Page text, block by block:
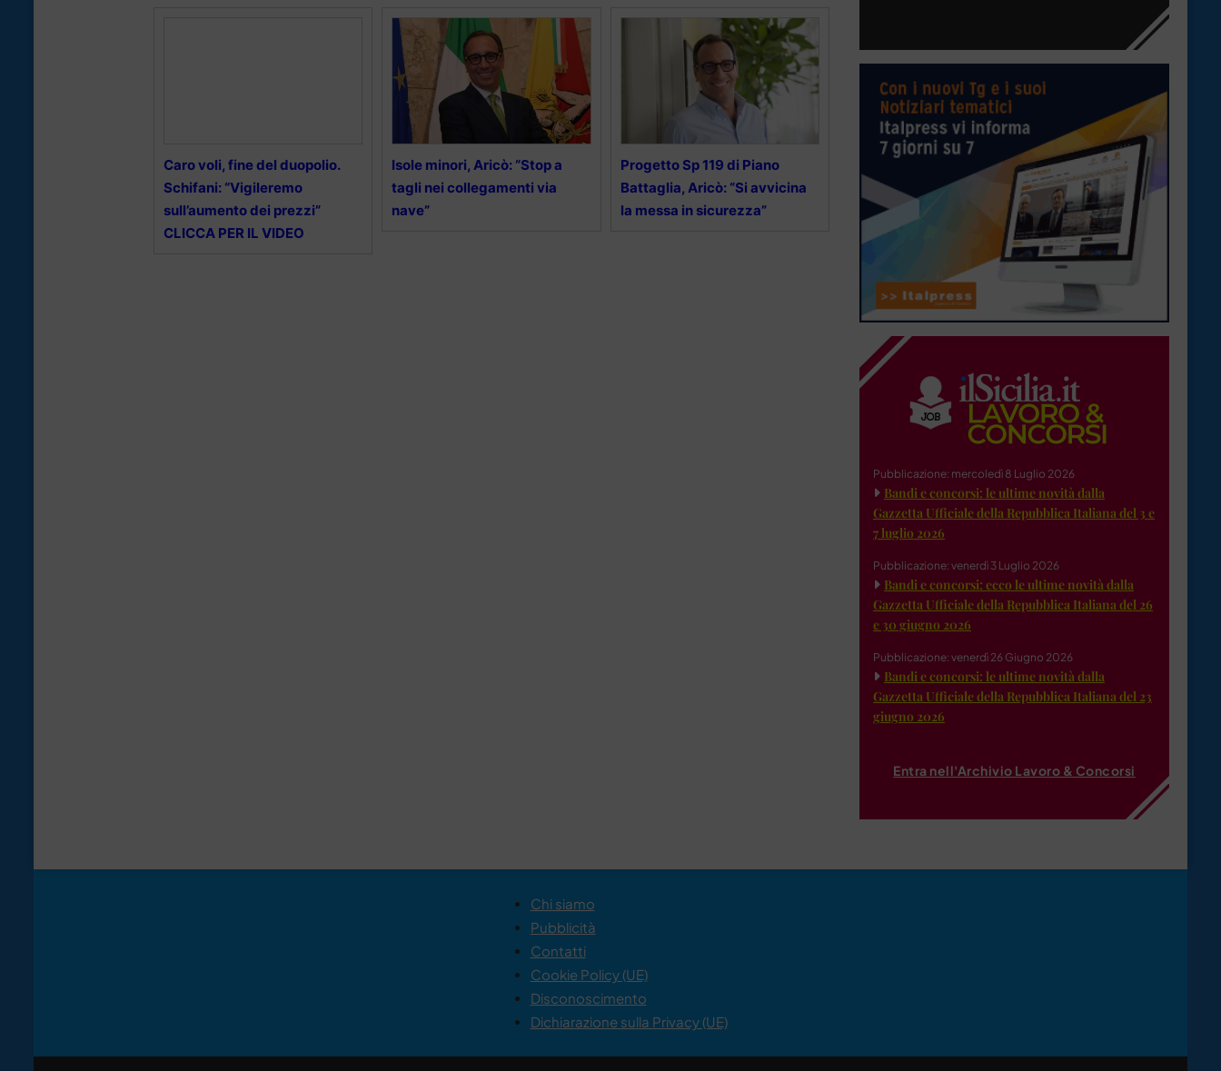
Caro voli, fine del duopolio.
Schifani: “Vigileremo
sull’aumento dei prezzi”
CLICCA PER IL VIDEO
Isole minori, Aricò: “Stop a
tagli nei collegamenti via
nave”
Progetto Sp 119 di Piano
Battaglia, Aricò: “Si avvicina
la messa in sicurezza”
Pubblicazione: mercoledì 8 Luglio 2026
Bandi e concorsi: le ultime novità dalla
Gazzetta Ufficiale della Repubblica Italiana del 3 e
7 luglio 2026
Pubblicazione: venerdì 3 Luglio 2026
Bandi e concorsi: ecco le ultime novità dalla
Gazzetta Ufficiale della Repubblica Italiana del 26
e 30 giugno 2026
Pubblicazione: venerdì 26 Giugno 2026
Bandi e concorsi: le ultime novità dalla
Gazzetta Ufficiale della Repubblica Italiana del 23
giugno 2026
Entra nell'Archivio Lavoro & Concorsi
Chi siamo
Pubblicità
Contatti
Cookie Policy (UE)
Disconoscimento
Dichiarazione sulla Privacy (UE)